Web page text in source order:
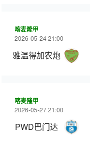
喀麦隆甲
2026-05-24 21:00
雅温得加农炮
喀麦隆甲
2026-05-27 21:00
PWD巴门达